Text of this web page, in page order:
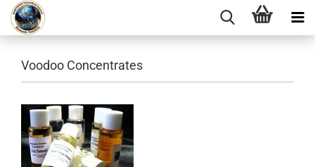
Voodoo Concentrates